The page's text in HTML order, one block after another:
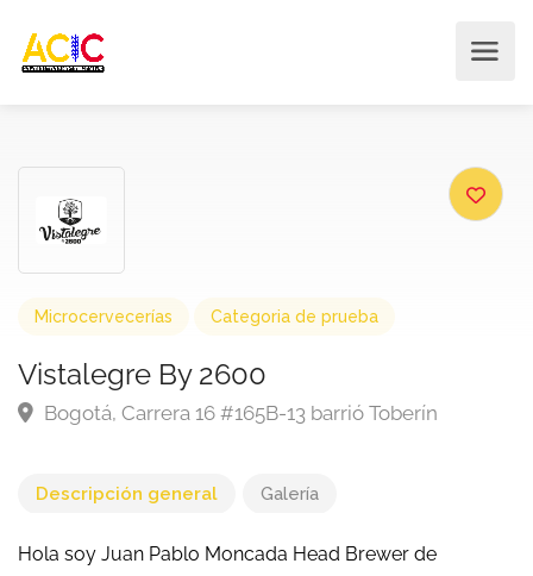
Microcervecerías Categoria de prueba
Vistalegre By 2600
Bogotá, Carrera 16 #165B-13 barrió Toberín
Descripción general Galería
Hola soy Juan Pablo Moncada Head Brewer de